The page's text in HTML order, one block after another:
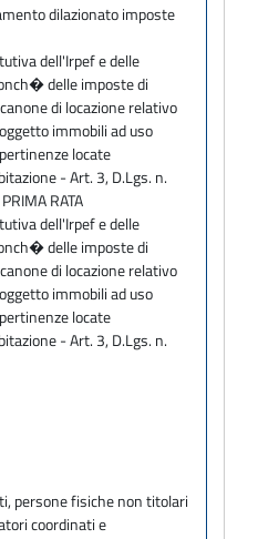
dilazionato imposte
dell'Irpef e delle
delle imposte di
di locazione relativo
immobili ad uso
locate
- Art. 3, D.Lgs. n.
RATA
dell'Irpef e delle
delle imposte di
di locazione relativo
immobili ad uso
locate
- Art. 3, D.Lgs. n.
persone fisiche non titolari
coordinati e